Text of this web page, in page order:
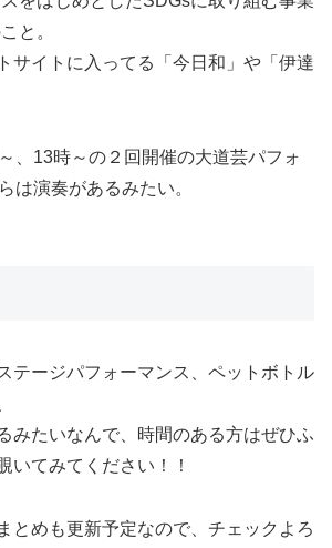
と。
サイトに入ってる「今日和」や「伊達
、13時～の２回開催の大道芸パフォ
は演奏があるみたい。
テージパフォーマンス、ペットボトル
みたいなんで、時間のある方はぜひふ
いてみてください！！
とめも更新予定なので、チェックよろ